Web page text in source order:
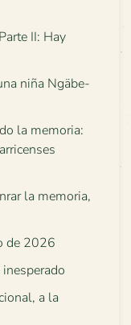
II: Hay
niña Ngäbe-
la memoria:
la memoria,
de 2026
a la